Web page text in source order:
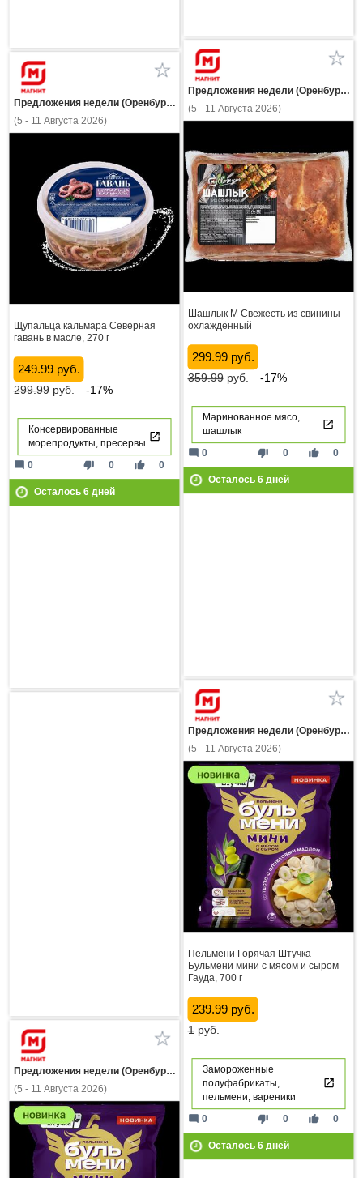
Предложения недели (Оренбургская область)
(5 - 11 Августа 2026)
Шашлык М Свежесть из свинины
охлаждённый
299.99 руб.
359.99руб. -17%
Маринованное мясо,
шашлык
thumb_down 0 thumb_up 0
mode_comment 0
Осталось 6дней
Предложения недели (Оренбургская область)
(5 - 11 Августа 2026)
Щупальца кальмара Северная
гавань в масле, 270 г
249.99 руб.
299.99руб. -17%
Консервированные
морепродукты, пресервы
thumb_down 0 thumb_up 0
mode_comment 0
Осталось 6дней
Предложения недели (Оренбургская область)
(5 - 11 Августа 2026)
Пельмени Горячая Штучка
Бульмени мини с мясом и сыром
Гауда, 700 г
239.99 руб.
1руб.
Замороженные
полуфабрикаты,
пельмени, вареники
thumb_down 0 thumb_up 0
mode_comment 0
Осталось 6дней
Предложения недели (Оренбургская область)
(5 - 11 Августа 2026)